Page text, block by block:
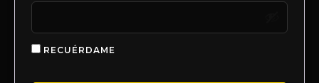
RECUÉRDAME